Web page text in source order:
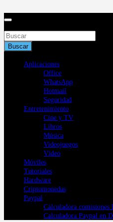
al
Buscar
Aplicaciones
Office
WhatsApp
Hotmail
Seguridad
Entretenimiento
Cine y TV
Libros
Música
Videojuegos
Vídeo
Móviles
Tutoriales
Hardware
Criptomonedas
Paypal
Calculadora comisiones
Calculadora Paypal en